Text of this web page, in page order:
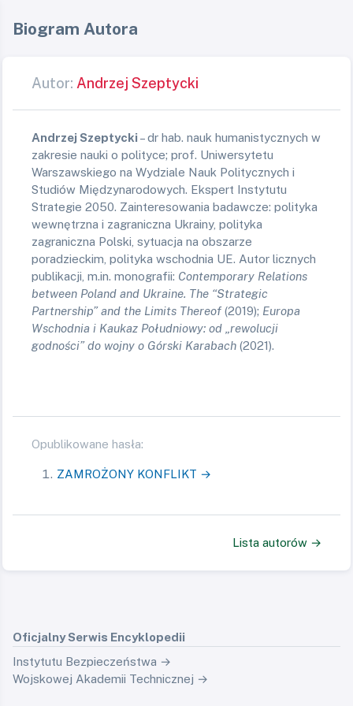
Biogram Autora
Autor: Andrzej Szeptycki
Andrzej Szeptycki – dr hab. nauk humanistycznych w
zakresie nauki o polityce; prof. Uniwersytetu
Warszawskiego na Wydziale Nauk Politycznych i
Studiów Międzynarodowych. Ekspert Instytutu
Strategie 2050. Zainteresowania badawcze: polityka
wewnętrzna i zagraniczna Ukrainy, polityka
zagraniczna Polski, sytuacja na obszarze
poradzieckim, polityka wschodnia UE. Autor licznych
publikacji, m.in. monografii: Contemporary Relations
between Poland and Ukraine. The “Strategic
Partnership” and the Limits Thereof(2019); Europa
Wschodnia i Kaukaz Południowy: od „rewolucji
godności” do wojny o Górski Karabach (2021).
Opublikowane hasła:
ZAMROŻONY KONFLIKT →
Lista autorów →
Oficjalny Serwis Encyklopedii
Instytutu Bezpieczeństwa →
Wojskowej Akademii Technicznej →